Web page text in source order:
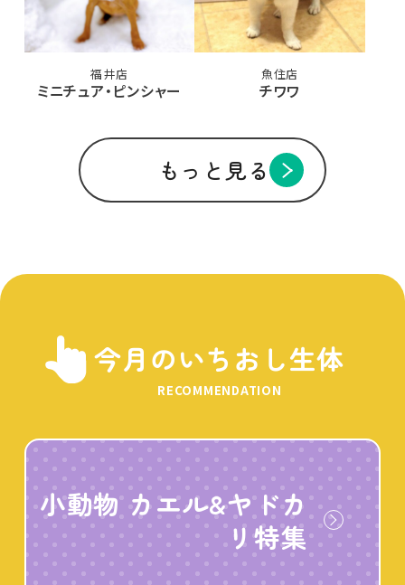
福井店
ミニチュア・ピンシャー
魚住店
チワワ
もっと見る
今月のいちおし生体
RECOMMENDATION
小動物 カエル&ヤドカ
リ特集